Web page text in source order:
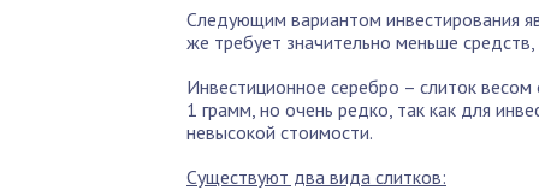
Следующим вариантом инвестирования
же требует значительно меньше
Инвестиционное серебро – слиток
1 грамм, но очень редко, так как для
невысокой стоимости.
Существуют два вида слитков: